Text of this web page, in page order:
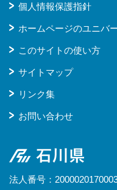
個人情報保護指針
ホームページのユニバ
このサイトの使い方
サイトマップ
リンク集
お問い合わせ
石川県
法人番号：